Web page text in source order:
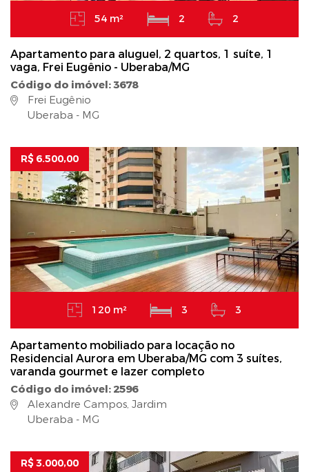
54 m² 2 2
Apartamento para aluguel, 2 quartos, 1 suíte, 1
vaga, Frei Eugênio - Uberaba/MG
Código do imóvel: 3678
Frei Eugênio
Uberaba - MG
R$ 6.500,00
120 m² 3 3
Apartamento mobiliado para locação no
Residencial Aurora em Uberaba/MG com 3 suítes,
varanda gourmet e lazer completo
Código do imóvel: 2596
Alexandre Campos, Jardim
Uberaba - MG
R$ 3.000,00